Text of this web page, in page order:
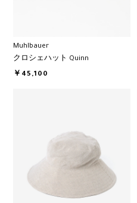
Muhlbauer
クロシェハット Quinn
￥45,100